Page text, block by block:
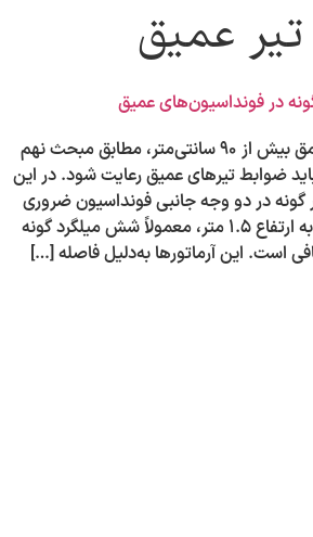
تیر عمیق
گونه در فونداسیون‌های عمیق
در فونداسیون‌هایی با عمق بیش از ۹۰ سانتی‌متر، مطابق مبحث نهم
ضوابط تیرهای عمیق رعایت شود. در این
گونه در دو وجه جانبی فونداسیون ضروری
است. برای فونداسیونی به ارتفاع ۱.۵ متر، معمولاً شش میلگرد گونه
است. این آرماتورها به‌دلیل فاصله […]